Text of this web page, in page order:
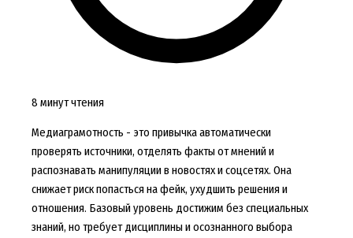
8 минут чтения
Медиаграмотность - это привычка автоматически
проверять источники, отделять факты от мнений и
распознавать манипуляции в новостях и соцсетях. Она
снижает риск попасться на фейк, ухудшить решения и
отношения. Базовый уровень достижим без специальных
знаний, но требует дисциплины и осознанного выбора